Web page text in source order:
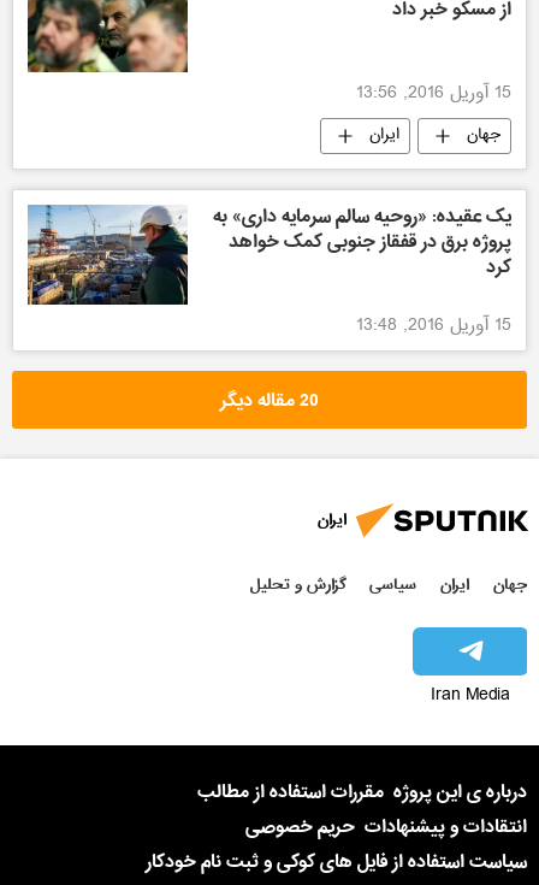
از مسکو خبر داد
15 آوریل 2016, 13:56
جهان ایران
یک عقیده: «روحیه سالم سرمایه داری» به
پروژه برق در قفقاز جنوبی کمک خواهد
کرد
15 آوریل 2016, 13:48
20 مقاله دیگر
ایران
جهان ایران سیاسی گزارش و تحلیل
Iran Media
درباره ی این پروژه مقررات استفاده از مطالب
انتقادات و پیشنهادات حریم خصوصی
سیاست استفاده از فایل های کوکی و ثبت نام خودکار